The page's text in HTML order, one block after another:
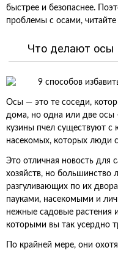
быстрее и безопаснее.
проблемы с осами,
Что делают осы
Осы — это те соседи,
дома, но одна или две
кузины пчел существуют с
насекомых, которых люди
Это отличная новость для
хозяйств, но большинство
разгуливающих по их
пауками, насекомыми и
нежные садовые растения
которыми вы так усердно
По крайней мере, они